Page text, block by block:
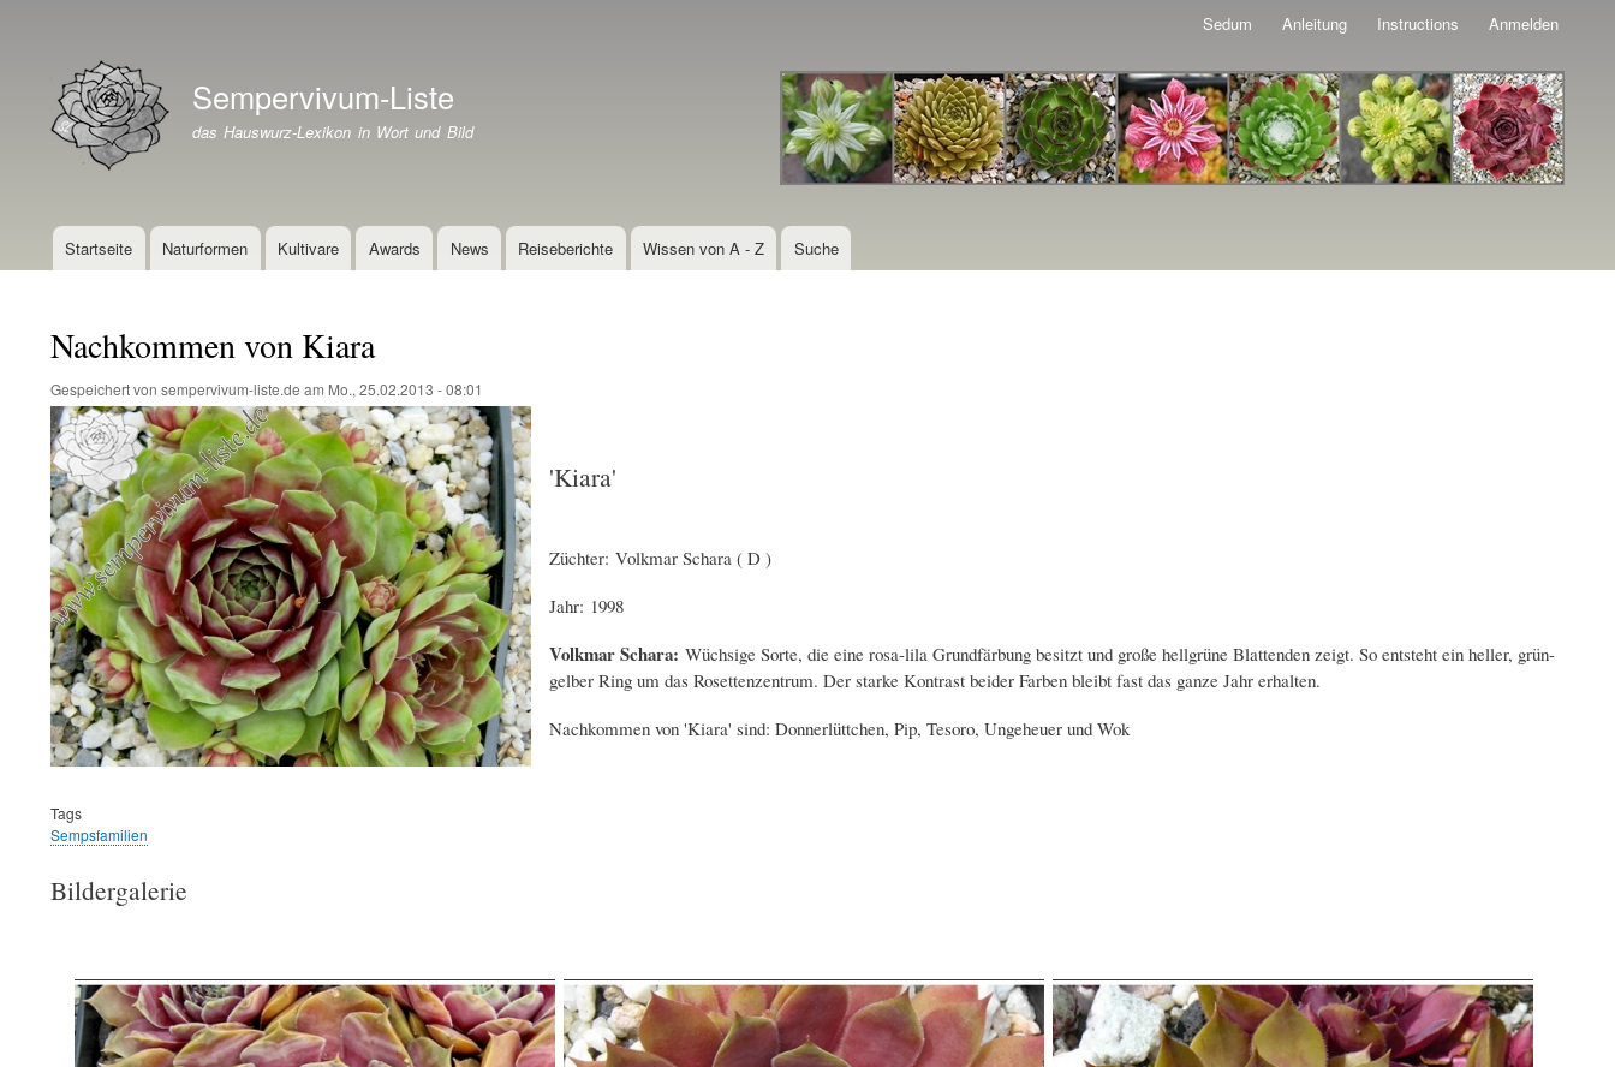
Inhalt
Sedum Anleitung Instructions Anmelden
Branding der WebsiteSempervivum-Liste
das Hauswurz-Lexikon in Wort und Bild
Hauptnavigation
Startseite Naturformen Kultivare Awards News Reiseberichte Wissen von A - Z Suche
Nachkommen von Kiara
Gespeichert von sempervivum-liste.de am Mo., 25.02.2013 - 08:01
'Kiara'
Züchter: Volkmar Schara ( D )
Jahr: 1998
Volkmar Schara: Wüchsige Sorte, die eine rosa-lila Grundfärbung besitzt und große hellgrüne Blattenden zeigt. So entsteht ein heller, grün-
gelber Ring um das Rosettenzentrum. Der starke Kontrast beider Farben bleibt fast das ganze Jahr erhalten.
Nachkommen von 'Kiara' sind: Donnerlüttchen, Pip, Tesoro, Ungeheuer und Wok
Tags
Sempsfamilien
Bildergalerie